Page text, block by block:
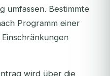
umfassen. Bestimmte
Programm einer
wird über die